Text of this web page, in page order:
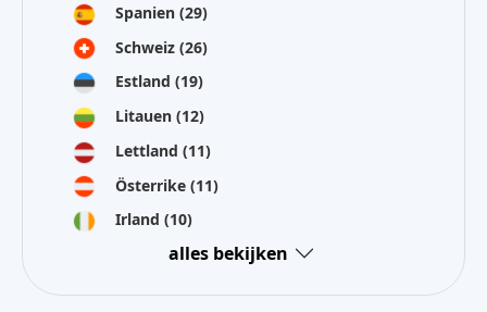
Spanien (29)
Schweiz (26)
Estland (19)
Litauen (12)
Lettland (11)
Österrike (11)
Irland (10)
alles bekijken